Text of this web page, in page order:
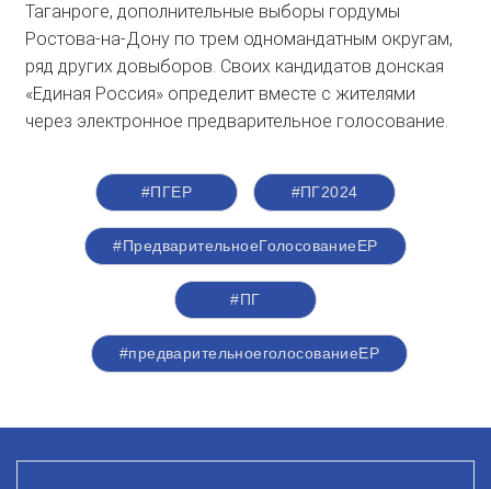
Таганроге, дополнительные выборы гордумы
Ростова-на-Дону по трем одномандатным округам,
ряд других довыборов. Своих кандидатов донская
«Единая Россия» определит вместе с жителями
через электронное предварительное голосование.
#ПГЕР #ПГ2024
#ПредварительноеГолосованиеЕР
#ПГ
#предварительноеголосованиеЕР